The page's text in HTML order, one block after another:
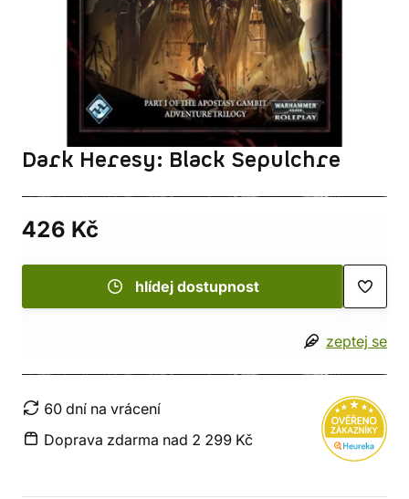
Dark Heresy: Black Sepulchre
426 Kč
hlídej dostupnost
zeptej se
60 dní na vrácení
Doprava zdarma nad 2 299 Kč